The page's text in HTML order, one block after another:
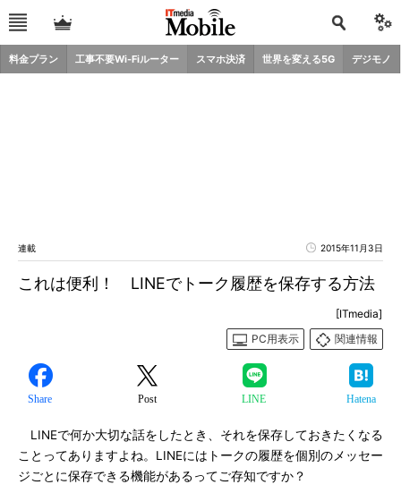
料金プラン 工事不要Wi-Fiルーター スマホ決済 世界を変える5G デジモノ
連載 2015年11月3日
これは便利！ LINEでトーク履歴を保存する方法
[ITmedia]
PC用表示
関連情報
Share Post LINE Hatena
LINEで何か大切な話をしたとき、それを保存しておきたくなる
ことってありますよね。LINEにはトークの履歴を個別のメッセー
ジごとに保存できる機能があるってご存知ですか？